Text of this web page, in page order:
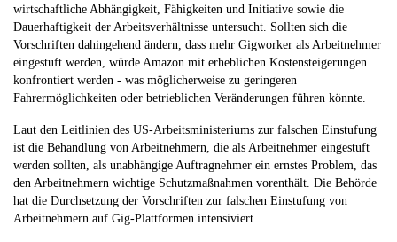
wirtschaftliche Abhängigkeit, Fähigkeiten und Initiative sowie die
Dauerhaftigkeit der Arbeitsverhältnisse untersucht. Sollten sich die
Vorschriften dahingehend ändern, dass mehr Gigworker als Arbeitnehmer
eingestuft werden, würde Amazon mit erheblichen Kostensteigerungen
konfrontiert werden - was möglicherweise zu geringeren
Fahrermöglichkeiten oder betrieblichen Veränderungen führen könnte.
Laut den Leitlinien des US-Arbeitsministeriums zur falschen Einstufung
ist die Behandlung von Arbeitnehmern, die als Arbeitnehmer eingestuft
werden sollten, als unabhängige Auftragnehmer ein ernstes Problem, das
den Arbeitnehmern wichtige Schutzmaßnahmen vorenthält. Die Behörde
hat die Durchsetzung der Vorschriften zur falschen Einstufung von
Arbeitnehmern auf Gig-Plattformen intensiviert.